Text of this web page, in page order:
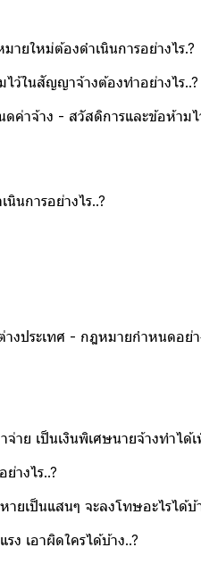
ยใหม่ต้องดำเนินการอย่างไร.?
ในสัญญาจ้างต้องทำอย่างไร..?
าจ้าง - สวัสดิการและข้อห้าม
นการอย่างไร..?
ประเทศ - กฎหมายกำหนดอย่า
าย เป็นเงินพิเศษนายจ้างทำได้เ
างไร..?
ยเป็นแสนๆ จะลงโทษอะไรได้บ้
ง เอาผิดใครได้บ้าง..?